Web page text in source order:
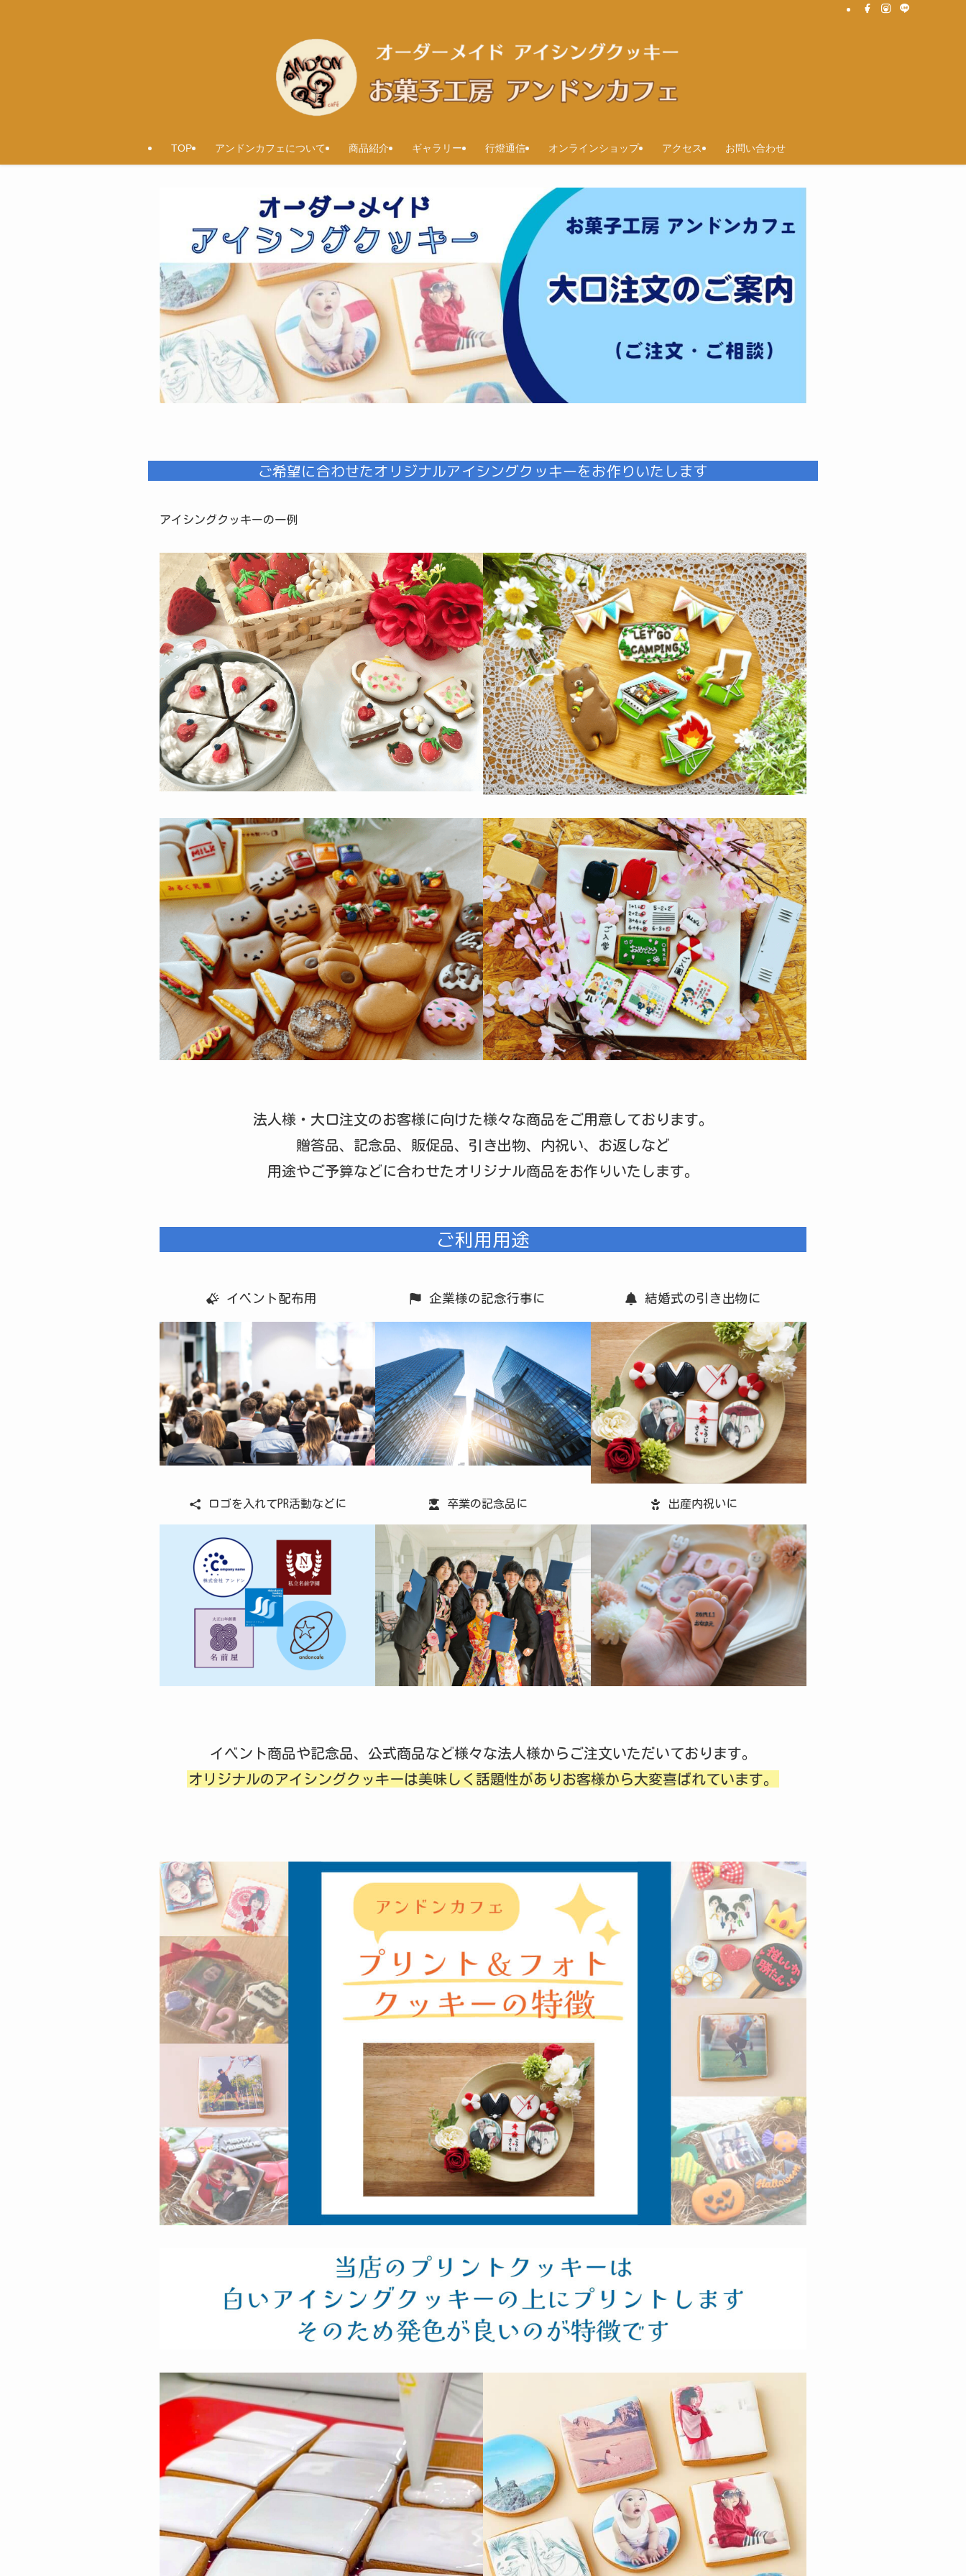
TOP アンドンカフェについて 商品紹介 ギャラリー 行燈通信 オンラインショップ アクセス お問い合わせ
ご希望に合わせたオリジナルアイシングクッキーをお作りいたします
アイシングクッキーの一例
法人様・大口注文のお客様に向けた様々な商品をご用意しております。
贈答品、記念品、販促品、引き出物、内祝い、お返しなど
用途やご予算などに合わせたオリジナル商品をお作りいたします。
ご利用用途
イベント配布用 企業様の記念行事に 結婚式の引き出物に
ロゴを入れてPR活動などに 卒業の記念品に 出産内祝いに
イベント商品や記念品、公式商品など様々な法人様からご注文いただいております。
オリジナルのアイシングクッキーは美味しく話題性がありお客様から大変喜ばれています。